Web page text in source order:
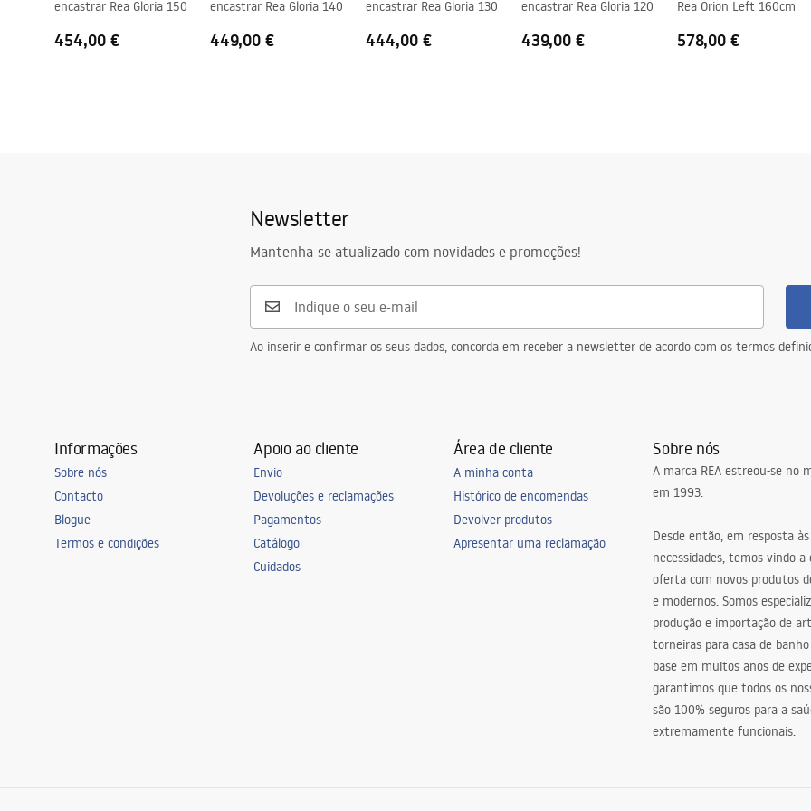
encastrar Rea Gloria 150
454,00 €
encastrar Rea Gloria 140
449,00 €
encastrar Rea Gloria 130
444,00 €
encastrar Rea Gloria 120
439,00 €
Rea Orion Left 160cm
578,00 €
Newsletter
Mantenha-se atualizado com novidades e promoções!
Ao inserir e confirmar os seus dados, concorda em receber a newsletter de acordo com os termos
Informações
Sobre nós
Contacto
Blogue
Termos e condições
Apoio ao cliente
Envio
Devoluções e reclamações
Pagamentos
Catálogo
Cuidados
Área de cliente
A minha conta
Histórico de encomendas
Devolver produtos
Apresentar uma reclamação
Sobre nós
A marca REA estreou-se no
em 1993.
Desde então, em resposta
necessidades, temos vindo
oferta com novos produtos
e modernos. Somos
produção e importação de
torneiras para casa de
base em muitos anos de
garantimos que todos os
são 100% seguros para a
extremamente funcionais.